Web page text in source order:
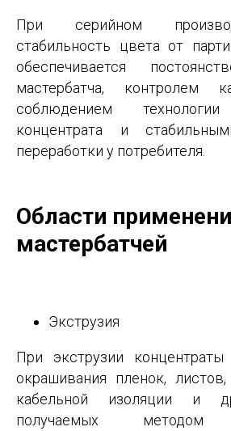
При серийном
стабильность цвета от
обеспечивается
мастербатча, контролем
соблюдением технологии
концентрата и
переработки у потребителя.
Области
мастербатчей
Экструзия
При экструзии
окрашивания пленок,
кабельной изоляции и
получаемых методом